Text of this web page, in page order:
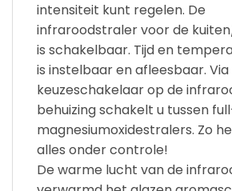
intensiteit kunt regelen. De
infraroodstraler voor de
is schakelbaar. Tijd en
is instelbaar en afleesbaar. Via
keuzeschakelaar op de
behuizing schakelt u tussen
magnesiumoxidestralers. Zo
alles onder controle!
De warme lucht van de